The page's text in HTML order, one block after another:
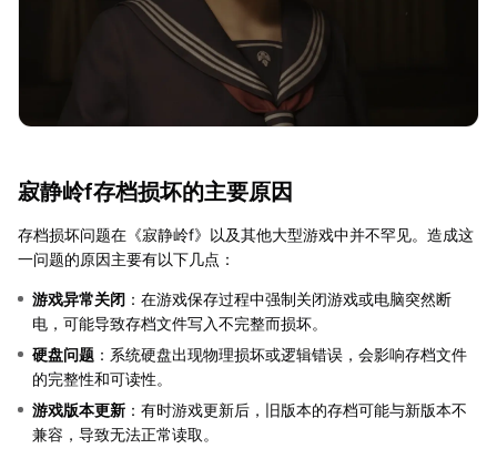
寂静岭f存档损坏的主要原因
存档损坏问题在《寂静岭f》以及其他大型游戏中并不罕见。造成这
一问题的原因主要有以下几点：
游戏异常关闭 ：在游戏保存过程中强制关闭游戏或电脑突然断
电，可能导致存档文件写入不完整而损坏。
硬盘问题 ：系统硬盘出现物理损坏或逻辑错误，会影响存档文件
的完整性和可读性。
游戏版本更新 ：有时游戏更新后，旧版本的存档可能与新版本不
兼容，导致无法正常读取。